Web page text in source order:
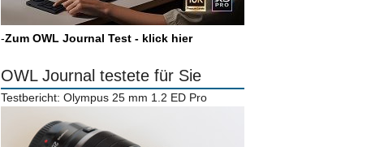
-Zum OWL Journal Test - klick hier
OWL Journal testete für Sie
Testbericht: Olympus 25 mm 1.2 ED Pro